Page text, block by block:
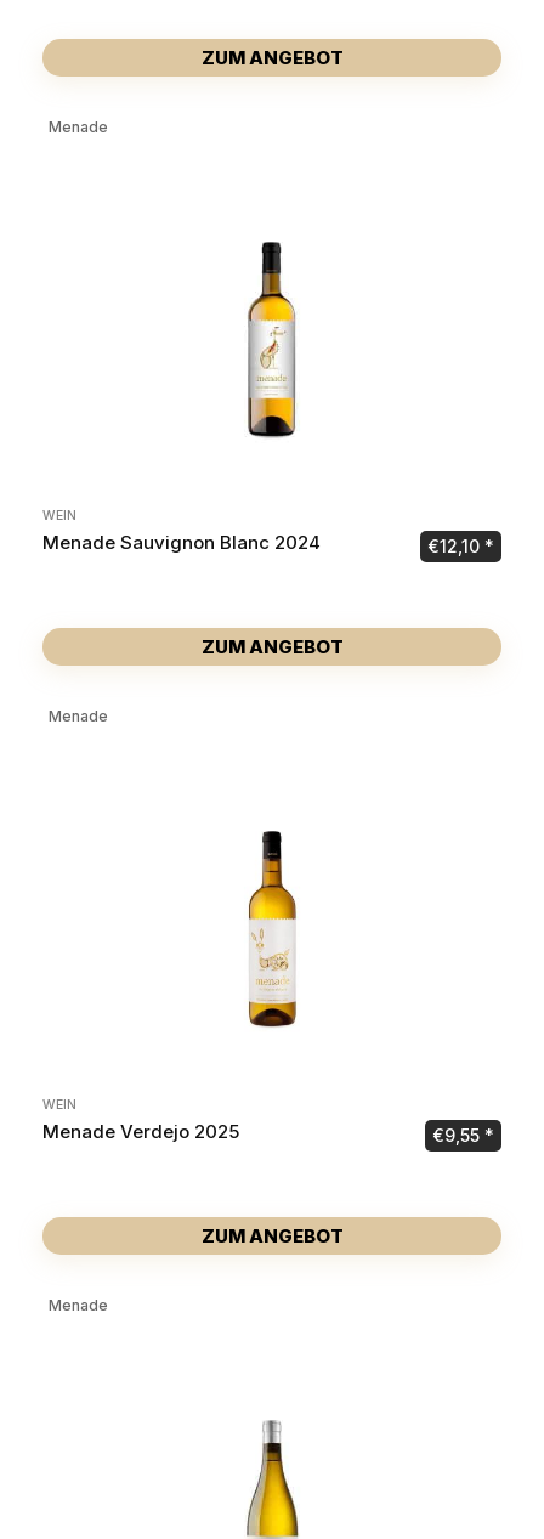
ZUM ANGEBOT
Menade
WEIN
Menade Sauvignon Blanc 2024 €12,10
ZUM ANGEBOT
Menade
WEIN
Menade Verdejo 2025 €9,55
ZUM ANGEBOT
Menade